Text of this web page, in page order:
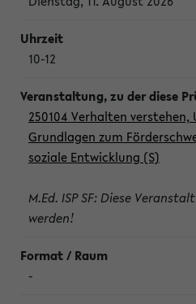
10-12
250104 Verhalten
Grundlagen zum
soziale Entwicklung (S)
M.Ed. ISP SF: Diese
werden!
-